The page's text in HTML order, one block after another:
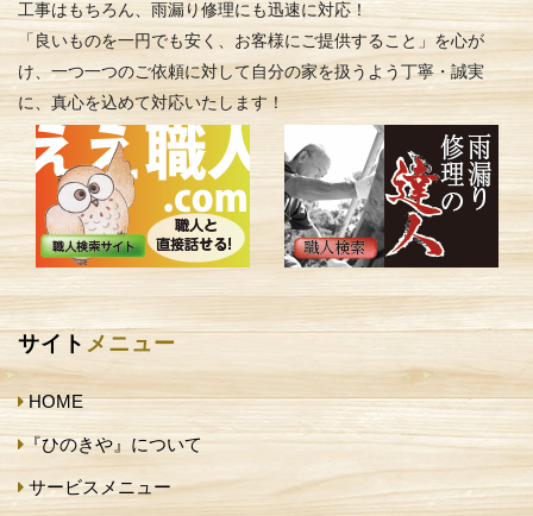
工事はもちろん、雨漏り修理にも迅速に対応！
「良いものを一円でも安く、お客様にご提供すること」を心が
け、一つ一つのご依頼に対して自分の家を扱うよう丁寧・誠実
に、真心を込めて対応いたします！
サイト メニュー
HOME
『ひのきや』について
サービスメニュー